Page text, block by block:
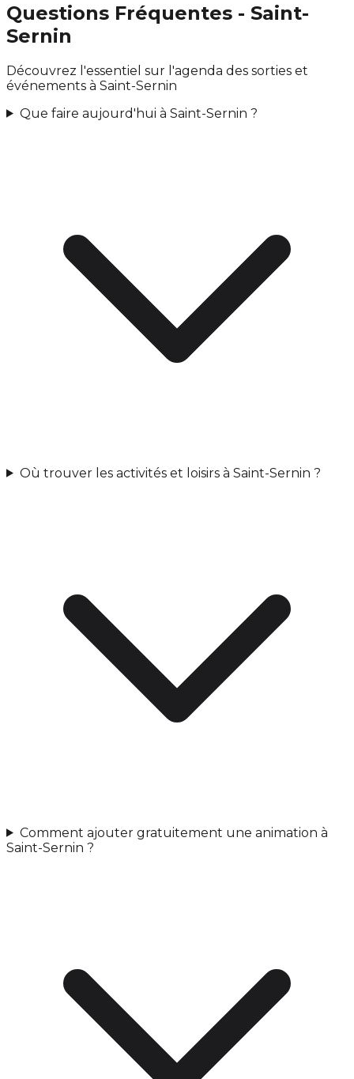
Questions Fréquentes - Saint-
Sernin
Découvrez l'essentiel sur l'agenda des sorties et
événements à Saint-Sernin
Que faire aujourd'hui à Saint-Sernin ?
Où trouver les activités et loisirs à Saint-Sernin ?
Comment ajouter gratuitement une animation à
Saint-Sernin ?